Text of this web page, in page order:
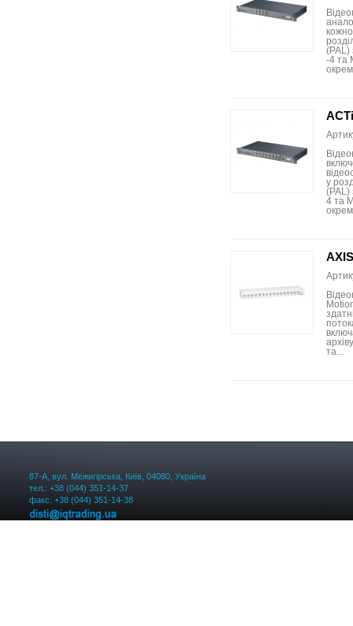
(PAL)
-4 та
у
(PAL)
4 та
та...
87-А, вул. Межигірська, Київ, 04080, Україна
тел.: +38 (044) 351-14-37
факс: +38 (044) 351-14-38